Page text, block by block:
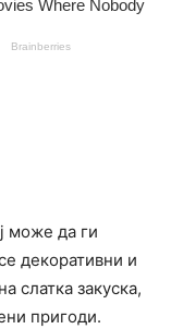
може да ги
декоративни и
слатка закуска,
пригоди.